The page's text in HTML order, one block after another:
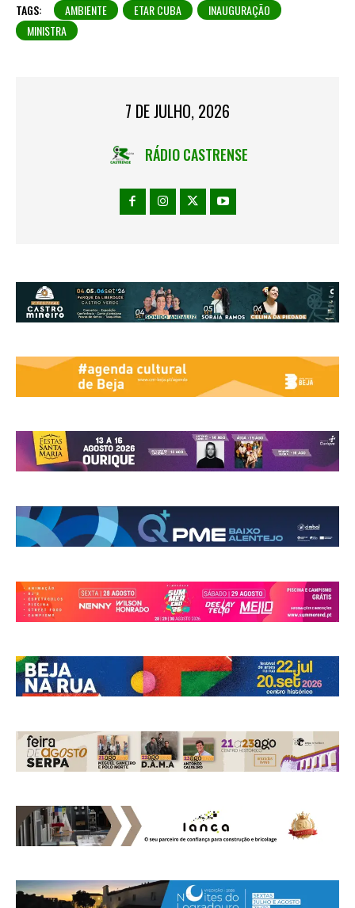
TAGS: AMBIENTE ETAR CUBA
INAUGURAÇÃO
MINISTRA
7 DE JULHO, 2026
RÁDIO CASTRENSE